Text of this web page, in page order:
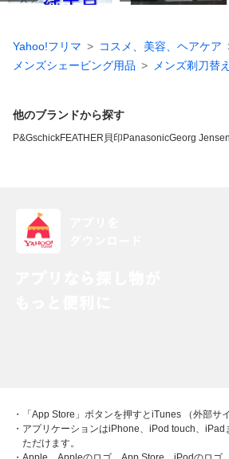
Yahoo!フリマ
コスメ、美容、ヘアケア
メンズシェービング用品
メンズ剃刀替
他のブランドから探す
P&GschickFEATHER 貝印 PanasonicGeorg Jensen
・「App Store」ボタンを押すとiTunes （外部サ
・アプリケーションはiPhone、iPod touch、
ただけます。